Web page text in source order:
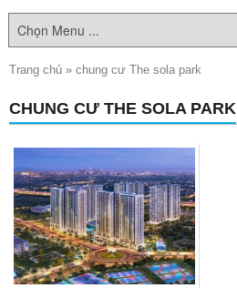
Trang chủ » chung cư The sola park
CHUNG CƯ THE SOLA PARK